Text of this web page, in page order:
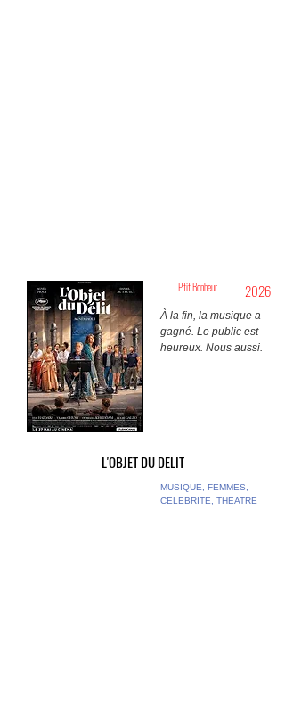
P'tit Bonheur 2026
À la fin, la musique a
gagné. Le public est
heureux. Nous aussi.
L'OBJET DU DELIT
MUSIQUE, FEMMES,
CELEBRITE, THEATRE